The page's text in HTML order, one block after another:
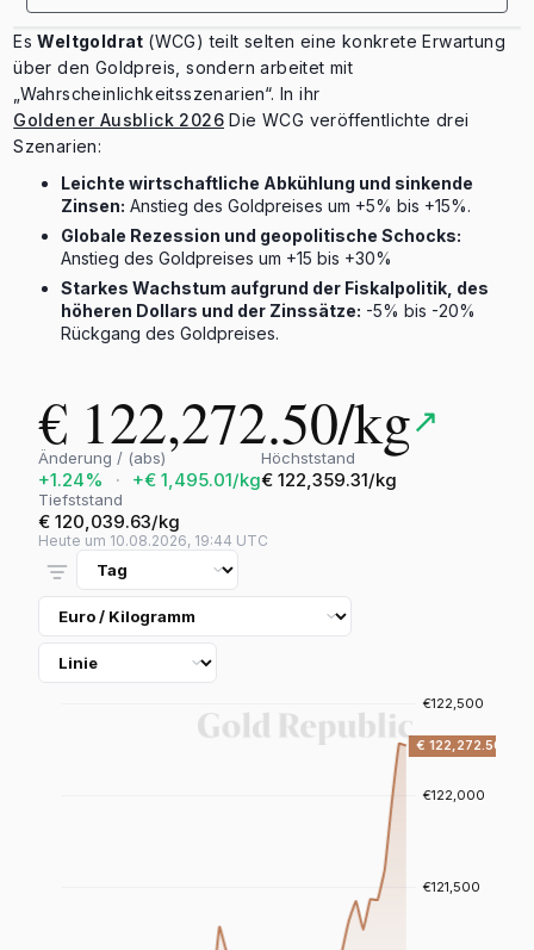
EsWeltgoldrat (WCG) teilt selten eine konkrete Erwartung
über den Goldpreis, sondern arbeitet mit
„Wahrscheinlichkeitsszenarien“. In ihr
Goldener Ausblick 2026 Die WCG veröffentlichte drei
Szenarien:
Leichte wirtschaftliche Abkühlung und sinkende
Zinsen: Anstieg des Goldpreises um +5% bis +15%.
Globale Rezession und geopolitische Schocks:
Anstieg des Goldpreises um +15 bis +30%
Starkes Wachstum aufgrund der Fiskalpolitik, des
höheren Dollars und der Zinssätze: -5% bis -20%
Rückgang des Goldpreises.
€ 122,272.50/kg↗
Änderung / (abs)
+1.24% · +€ 1,495.01/kg
Höchststand
€ 122,359.31/kg
Tiefststand
€ 120,039.63/kg
Heute um 10.08.2026, 19:44 UTC